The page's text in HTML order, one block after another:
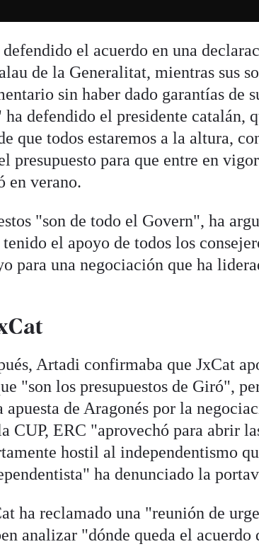
defendido el acuerdo en una
de la Generalitat, mientras sus
sin haber dado garantías de
ha defendido el presidente catalán,
que todos estaremos a la altura,
presupuesto para que entre en
en verano.
"son de todo el Govern", ha
el apoyo de todos los
para una negociación que ha
Artadi confirmaba que JxCat
"son los presupuestos de Giró",
apuesta de Aragonés por la
CUP, ERC "aprovechó para abrir
hostil al independentismo
ha denunciado la
ha reclamado una "reunión de
analizar "dónde queda el acuerdo